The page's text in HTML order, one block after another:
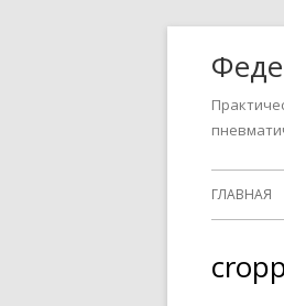
ГЛАВНАЯ